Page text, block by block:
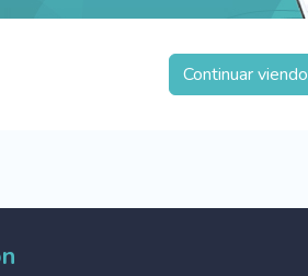
Continuar viendo